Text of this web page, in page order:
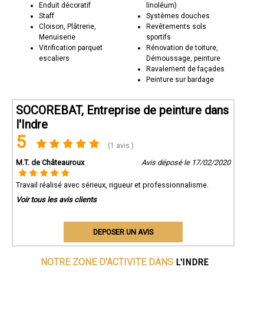
Enduit décoratif
Staff
Cloison, Plâtrerie,
Menuiserie
Vitrification parquet
escaliers
linoléum)
Systèmes douches
Revêtements sols
sportifs
Rénovation de toiture,
Démoussage, peinture
Ravalement de façades
Peinture sur bardage
SOCOREBAT, Entreprise de peinture dans
l'Indre
5 (1 avis )
M.T. de Châteauroux Avis déposé le 17/02/2020
Travail réalisé avec sérieux, rigueur et professionnalisme.
Voir tous les avis clients
DEPOSER UN AVIS
NOTRE ZONE D'ACTIVITE DANS L'INDRE